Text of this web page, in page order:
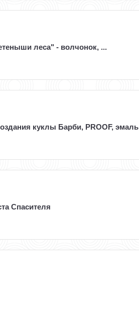
леса" - волчонок, ...
куклы Барби, PROOF, эмаль
Спасителя